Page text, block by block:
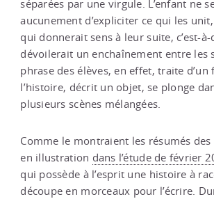
séparées par une virgule. L’enfant ne
aucunement d’expliciter ce qui les
qui donnerait sens à leur suite, c’est-
dévoilerait un enchaînement entre les
phrase des élèves, en effet, traite d’un
l’histoire, décrit un objet, se plonge
plusieurs scènes mélangées.
Comme le montraient les résumés des
en illustration dans l’étude de février
qui possède à l’esprit une histoire à
découpe en morceaux pour l’écrire.